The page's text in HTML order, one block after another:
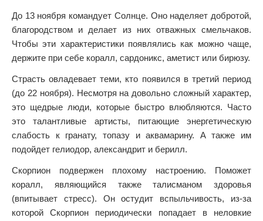
До 13 ноября командует Солнце. Оно наделяет добротой,
благородством и делает из них отважных смельчаков.
Чтобы эти характеристики появлялись как можно чаще,
держите при себе коралл, сардоникс, аметист или бирюзу.
Страсть овладевает теми, кто появился в третий период
(до 22 ноября). Несмотря на довольно сложный характер,
это щедрые люди, которые быстро влюбляются. Часто
это талантливые артисты, питающие энергетическую
слабость к гранату, топазу и аквамарину. А также им
подойдет гелиодор, александрит и берилл.
Скорпион подвержен плохому настроению. Поможет
коралл, являющийся также талисманом здоровья
(впитывает стресс). Он остудит вспыльчивость, из-за
которой Скорпион периодически попадает в неловкие